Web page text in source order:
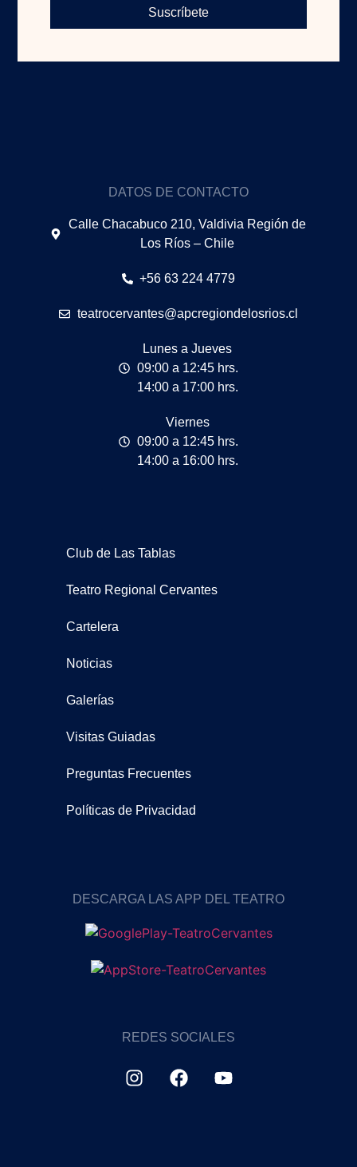
Suscríbete
DATOS DE CONTACTO
Calle Chacabuco 210, Valdivia Región de
Los Ríos – Chile
+56 63 224 4779
teatrocervantes@apcregiondelosrios.cl
Lunes a Jueves
09:00 a 12:45 hrs.
14:00 a 17:00 hrs.
Viernes
09:00 a 12:45 hrs.
14:00 a 16:00 hrs.
Club de Las Tablas
Teatro Regional Cervantes
Cartelera
Noticias
Galerías
Visitas Guiadas
Preguntas Frecuentes
Políticas de Privacidad
DESCARGA LAS APP DEL TEATRO
REDES SOCIALES